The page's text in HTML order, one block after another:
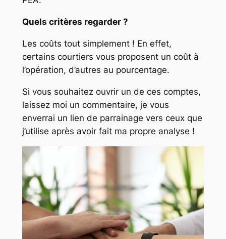
Quels critères regarder ?
Les coûts tout simplement ! En effet,
certains courtiers vous proposent un coût à
l’opération, d’autres au pourcentage.
Si vous souhaitez ouvrir un de ces comptes,
laissez moi un commentaire, je vous
enverrai un lien de parrainage vers ceux que
j’utilise après avoir fait ma propre analyse !